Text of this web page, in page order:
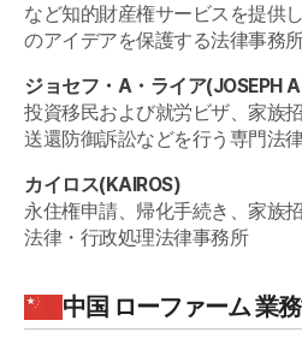
など知的財産権サービスを提供
のアイデアを保護する法律事務
ジョセフ・A・ライア(JOSEPH
投資移民および就労ビザ、家族
送還防御訴訟などを行う専門法
カイロス(KAIROS)
永住権申請、帰化手続き、家族
法律・行政処理法律事務所
中国 ローファーム 業